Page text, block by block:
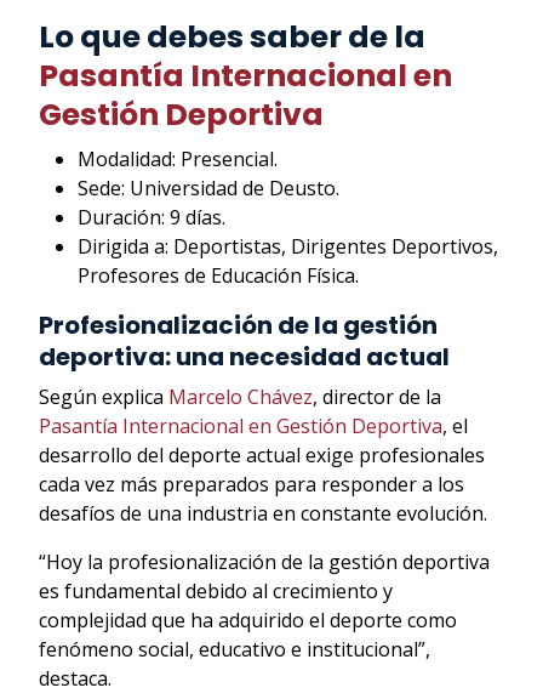
Lo que debes saber de la
Pasantía Internacional en
Gestión Deportiva
Modalidad: Presencial.
Sede: Universidad de Deusto.
Duración: 9 días.
Dirigida a: Deportistas, Dirigentes Deportivos,
Profesores de Educación Física.
Profesionalización de la gestión
deportiva: una necesidad actual
Según explica Marcelo Chávez, director de la
Pasantía Internacional en Gestión Deportiva, el
desarrollo del deporte actual exige profesionales
cada vez más preparados para responder a los
desafíos de una industria en constante evolución.
“Hoy la profesionalización de la gestión deportiva
es fundamental debido al crecimiento y
complejidad que ha adquirido el deporte como
fenómeno social, educativo e institucional”,
destaca.